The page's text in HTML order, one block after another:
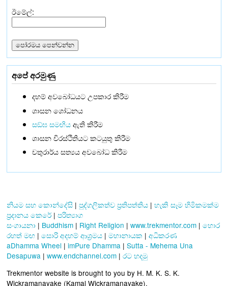
ඊමේල්:
අපේ අරමුණු
දහම් අවබෝධයට උපකාර කිරීම
ශාසන ශෝධනය
සඞ්‌ඝ සමඟියඇති කිරීම
ශාසන චිරස්ථිතියට කටයුතු කිරීම
චතුරාර්ය සත්‍යය අවබෝධ කිරීම
නියම සහ කොන්දේසි | පුද්ගලිකත්ව ප්‍රතිපත්තිය | හැකි සෑම හිමිකමක්ම
ප්‍රදානය කෙරේ | පරිත්‍යාග
සංගායනා | Buddhism | Right Religion | www.trekmentor.com | හොර
රහත් මඟ | සොරි අදහම් ආශ්‍රමය | මහානායක | අධිකරණ
aDhamma Wheel | imPure Dhamma | Sutta - Mehema Una
Desapuwa | www.endchannel.com | රට හදමු
Trekmentor website is brought to you by H. M. K. S. K.
Wickramanayake (Kamal Wickramanayake).